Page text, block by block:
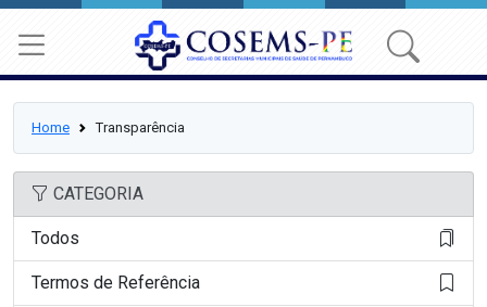
Home Transparência
CATEGORIA
Todos
Termos de Referência